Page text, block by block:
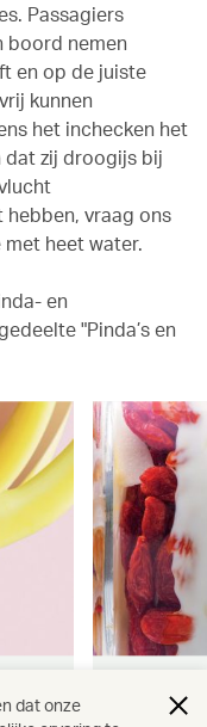
Passagiers
boord nemen
en op de juiste
kunnen
het inchecken het
dat zij droogijs bij
vraag ons
heet water.
en
"Pinda’s en
dat onze